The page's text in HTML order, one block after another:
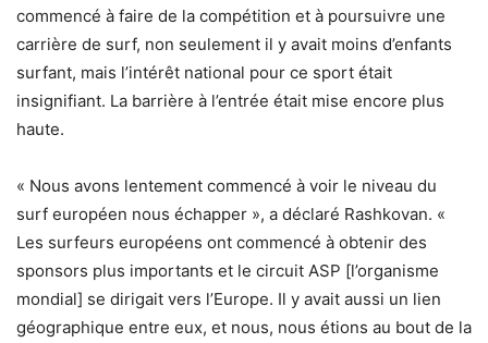
commencé à faire de la compétition et à poursuivre une
carrière de surf, non seulement il y avait moins d’enfants
surfant, mais l’intérêt national pour ce sport était
insignifiant. La barrière à l’entrée était mise encore plus
haute.
« Nous avons lentement commencé à voir le niveau du
surf européen nous échapper », a déclaré Rashkovan. «
Les surfeurs européens ont commencé à obtenir des
sponsors plus importants et le circuit ASP [l’organisme
mondial] se dirigait vers l’Europe. Il y avait aussi un lien
géographique entre eux, et nous, nous étions au bout de la